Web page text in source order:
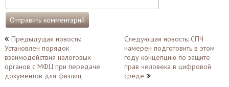
Навигация
по
записям
Предыдущая новость:
Установлен порядок
взаимодействия налоговых
органов с МФЦ при передаче
документов для физлиц
Следующая новость: СПЧ
намерен подготовить в этом
году концепцию по защите
прав человека в цифровой
среде